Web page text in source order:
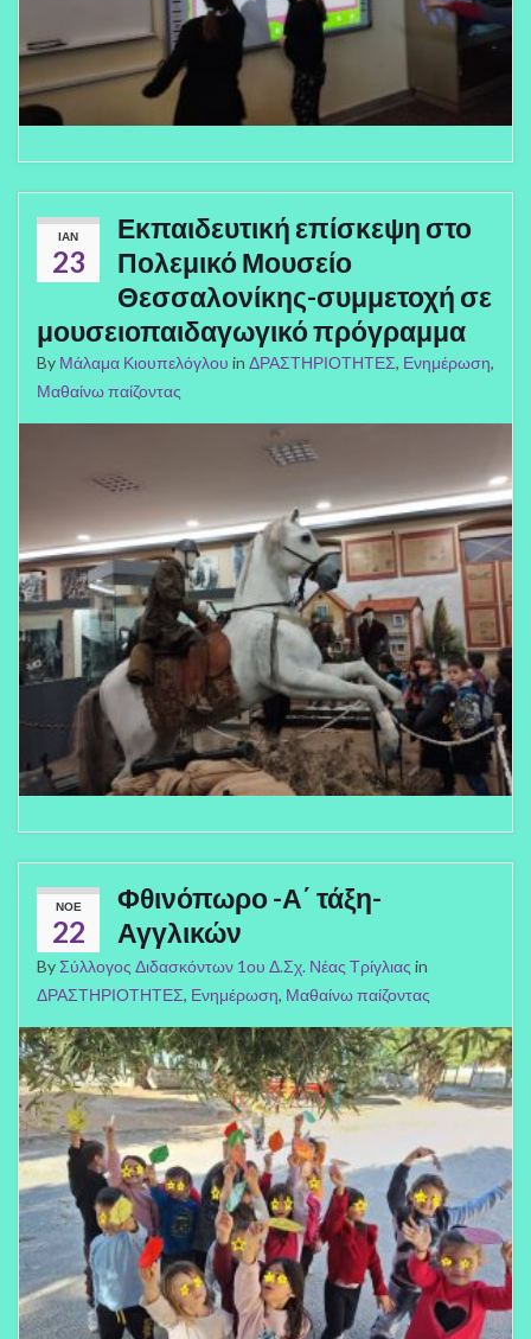
ΙΑΝ
23
Εκπαιδευτική επίσκεψη στο
Πολεμικό Μουσείο
Θεσσαλονίκης-συμμετοχή σε
μουσειοπαιδαγωγικό πρόγραμμα
By Μάλαμα Κιουπελόγλου in ΔΡΑΣΤΗΡΙΟΤΗΤΕΣ, Ενημέρωση,
Μαθαίνω παίζοντας
ΝΟΈ
22
Φθινόπωρο -Α΄ τάξη-
Αγγλικών
ByΣύλλογος Διδασκόντων 1ου Δ.Σχ. Νέας Τρίγλιας in
ΔΡΑΣΤΗΡΙΟΤΗΤΕΣ, Ενημέρωση, Μαθαίνω παίζοντας